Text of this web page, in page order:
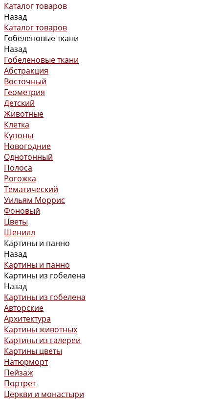
Каталог товаров
Назад
Каталог товаров
Гобеленовые ткани
Назад
Гобеленовые ткани
Абстракция
Восточный
Геометрия
Детский
Животные
Клетка
Купоны
Новогодние
Однотонный
Полоса
Рогожка
Тематический
Уильям Моррис
Фоновый
Цветы
Шенилл
Картины и панно
Назад
Картины и панно
Картины из гобелена
Назад
Картины из гобелена
Авторские
Архитектура
Картины животных
Картины из галереи
Картины цветы
Натюрморт
Пейзаж
Портрет
Церкви и монастыри